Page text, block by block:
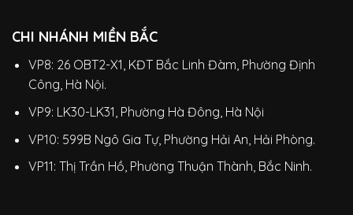
CHI NHÁNH MIỀN BẮC
VP8: 26 OBT2-X1, KĐT Bắc Linh Đàm, Phường Định
Công, Hà Nội.
VP9: LK30-LK31, Phường Hà Đông, Hà Nội
VP10: 599B Ngô Gia Tự, Phường Hải An, Hải Phòng.
VP11: Thị Trần Hồ, Phường Thuận Thành, Bắc Ninh.